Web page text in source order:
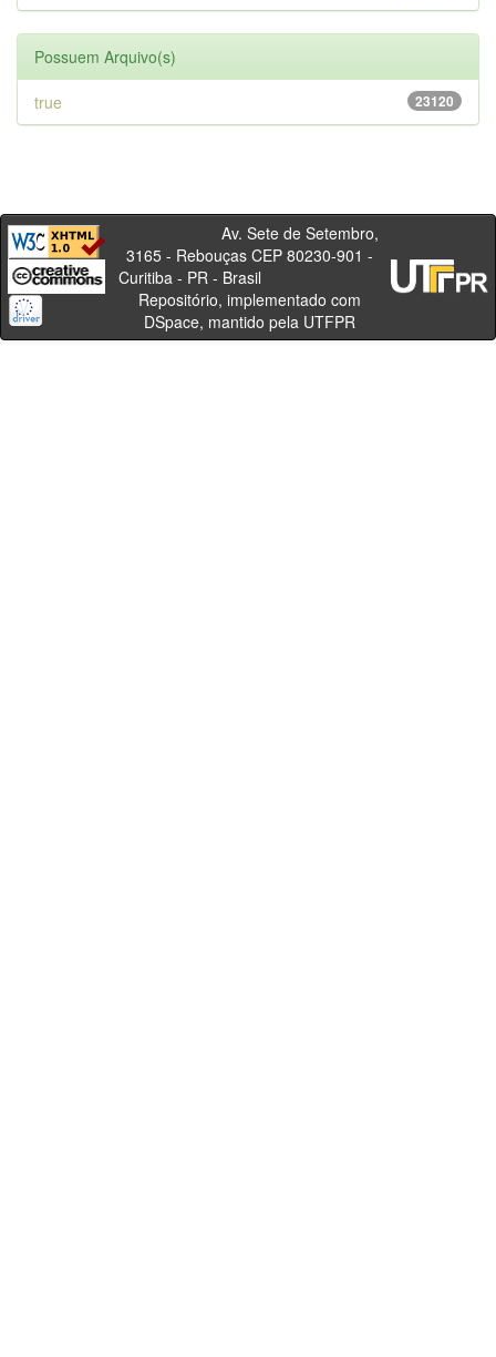
Possuem Arquivo(s)
23120
true
Av. Sete de Setembro,
3165 - Rebouças CEP 80230-901 -
Curitiba - PR - Brasil
Repositório, implementado com
DSpace, mantido pela UTFPR